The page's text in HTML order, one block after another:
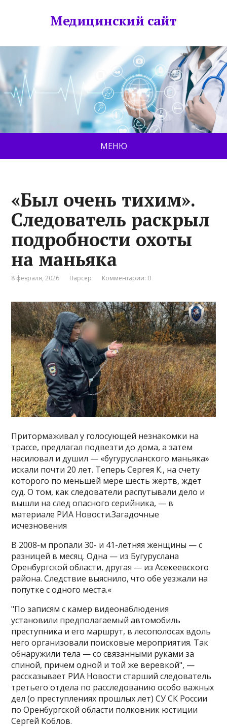
Медицинский сайт
МЕНЮ
«Был очень тихим».
Следователь раскрыл
подробности охоты
на маньяка
8 февраля, 2026 Парсер Комментарии: 0
Притормаживал у голосующей незнакомки на
трассе, предлагал подвезти до дома, а затем
насиловал и душил — «бугурусланского маньяка»
искали почти 20 лет. Теперь Сергея К., на счету
которого по меньшей мере шесть жертв, ждет
суд. О том, как следователи распутывали дело и
вышли на след опасного серийника, — в
материале РИА Новости.Загадочные
исчезновения
В 2008-м пропали 30- и 41-летняя женщины — с
разницей в месяц. Одна — из Бугуруслана
Оренбургской области, другая — из Асекеевского
района. Следствие выяснило, что обе уезжали на
попутке с одного места.«
"По записям с камер видеонаблюдения
установили предполагаемый автомобиль
преступника и его маршрут, в лесополосах вдоль
него организовали поисковые мероприятия. Так
обнаружили тела — со связанными руками за
спиной, причем одной и той же веревкой", —
рассказывает РИА Новости старший следователь
третьего отдела по расследованию особо важных
дел (о преступлениях прошлых лет) СУ СК России
по Оренбургской области полковник юстиции
Сергей Коблов.